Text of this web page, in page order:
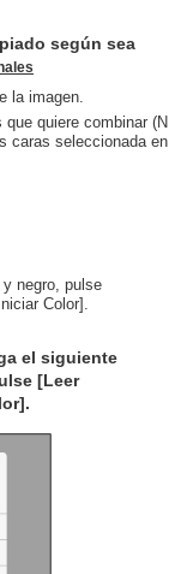
según sea
la imagen.
quiere combinar (N
caras seleccionada en
negro, pulse
Color].
el siguiente
[Leer